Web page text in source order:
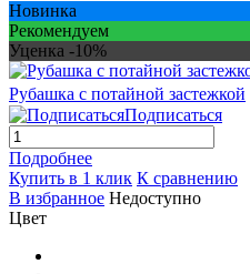
Новинка
Рекомендуем
Уценка -10%
Рубашка с потайной застежкой
Подписаться
Подробнее
Купить в 1 клик К сравнению
В избранное Недоступно
Цвет